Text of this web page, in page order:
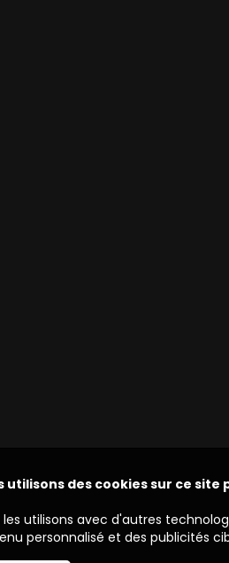
utilisons des cookies sur ce
les utilisons avec d'autres
personnalisé et des publicités